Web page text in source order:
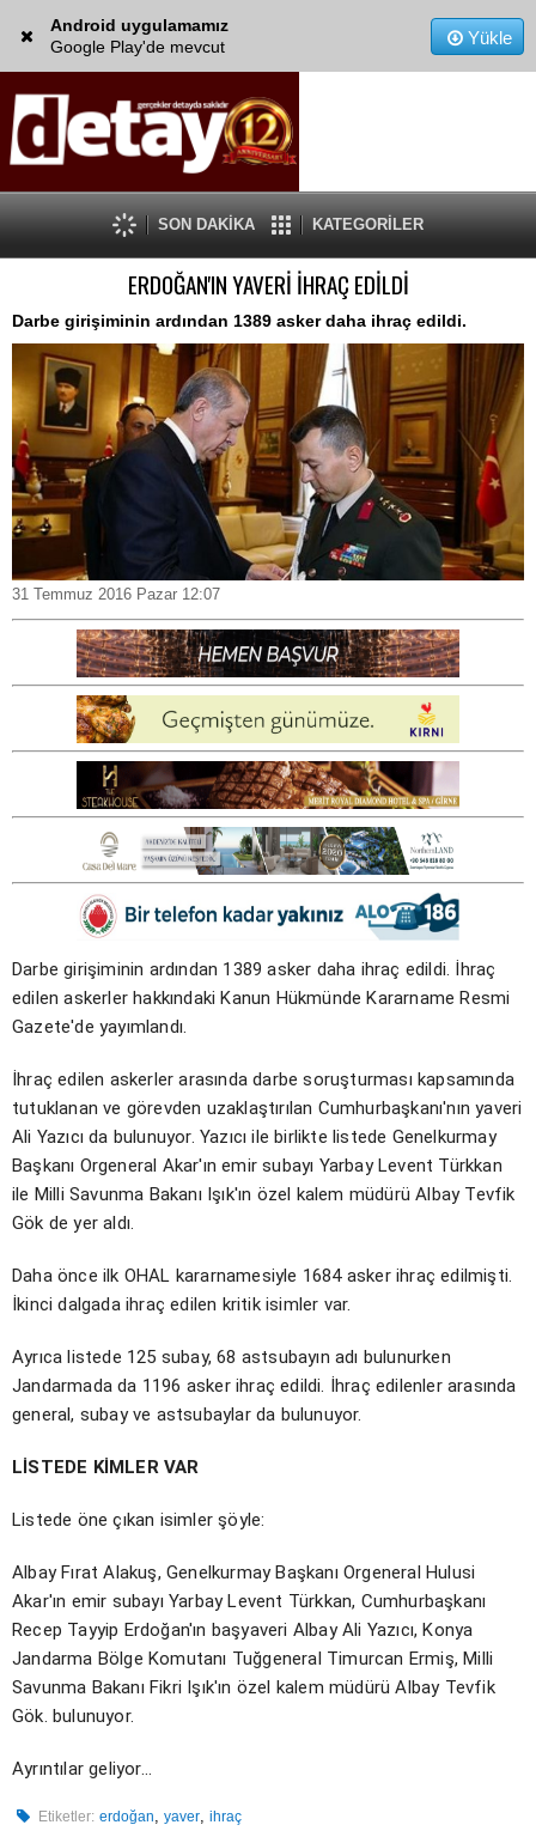
Android uygulamamız
Google Play'de mevcut
Yükle
SON DAKİKA KATEGORİLER
ERDOĞAN'IN YAVERİ İHRAÇ EDİLDİ
Darbe girişiminin ardından 1389 asker daha ihraç edildi.
31 Temmuz 2016 Pazar 12:07
Darbe girişiminin ardından 1389 asker daha ihraç edildi. İhraç
edilen askerler hakkındaki Kanun Hükmünde Kararname Resmi
Gazete'de yayımlandı.
İhraç edilen askerler arasında darbe soruşturması kapsamında
tutuklanan ve görevden uzaklaştırılan Cumhurbaşkanı'nın yaveri
Ali Yazıcı da bulunuyor. Yazıcı ile birlikte listede Genelkurmay
Başkanı Orgeneral Akar'ın emir subayı Yarbay Levent Türkkan
ile Milli Savunma Bakanı Işık'ın özel kalem müdürü Albay Tevfik
Gök de yer aldı.
Daha önce ilk OHAL kararnamesiyle 1684 asker ihraç edilmişti.
İkinci dalgada ihraç edilen kritik isimler var.
Ayrıca listede 125 subay, 68 astsubayın adı bulunurken
Jandarmada da 1196 asker ihraç edildi. İhraç edilenler arasında
general, subay ve astsubaylar da bulunuyor.
LİSTEDE KİMLER VAR
Listede öne çıkan isimler şöyle:
Albay Fırat Alakuş, Genelkurmay Başkanı Orgeneral Hulusi
Akar'ın emir subayı Yarbay Levent Türkkan, Cumhurbaşkanı
Recep Tayyip Erdoğan'ın başyaveri Albay Ali Yazıcı, Konya
Jandarma Bölge Komutanı Tuğgeneral Timurcan Ermiş, Milli
Savunma Bakanı Fikri Işık'ın özel kalem müdürü Albay Tevfik
Gök. bulunuyor.
Ayrıntılar geliyor...
Etiketler: erdoğan ,yaver ,ihraç